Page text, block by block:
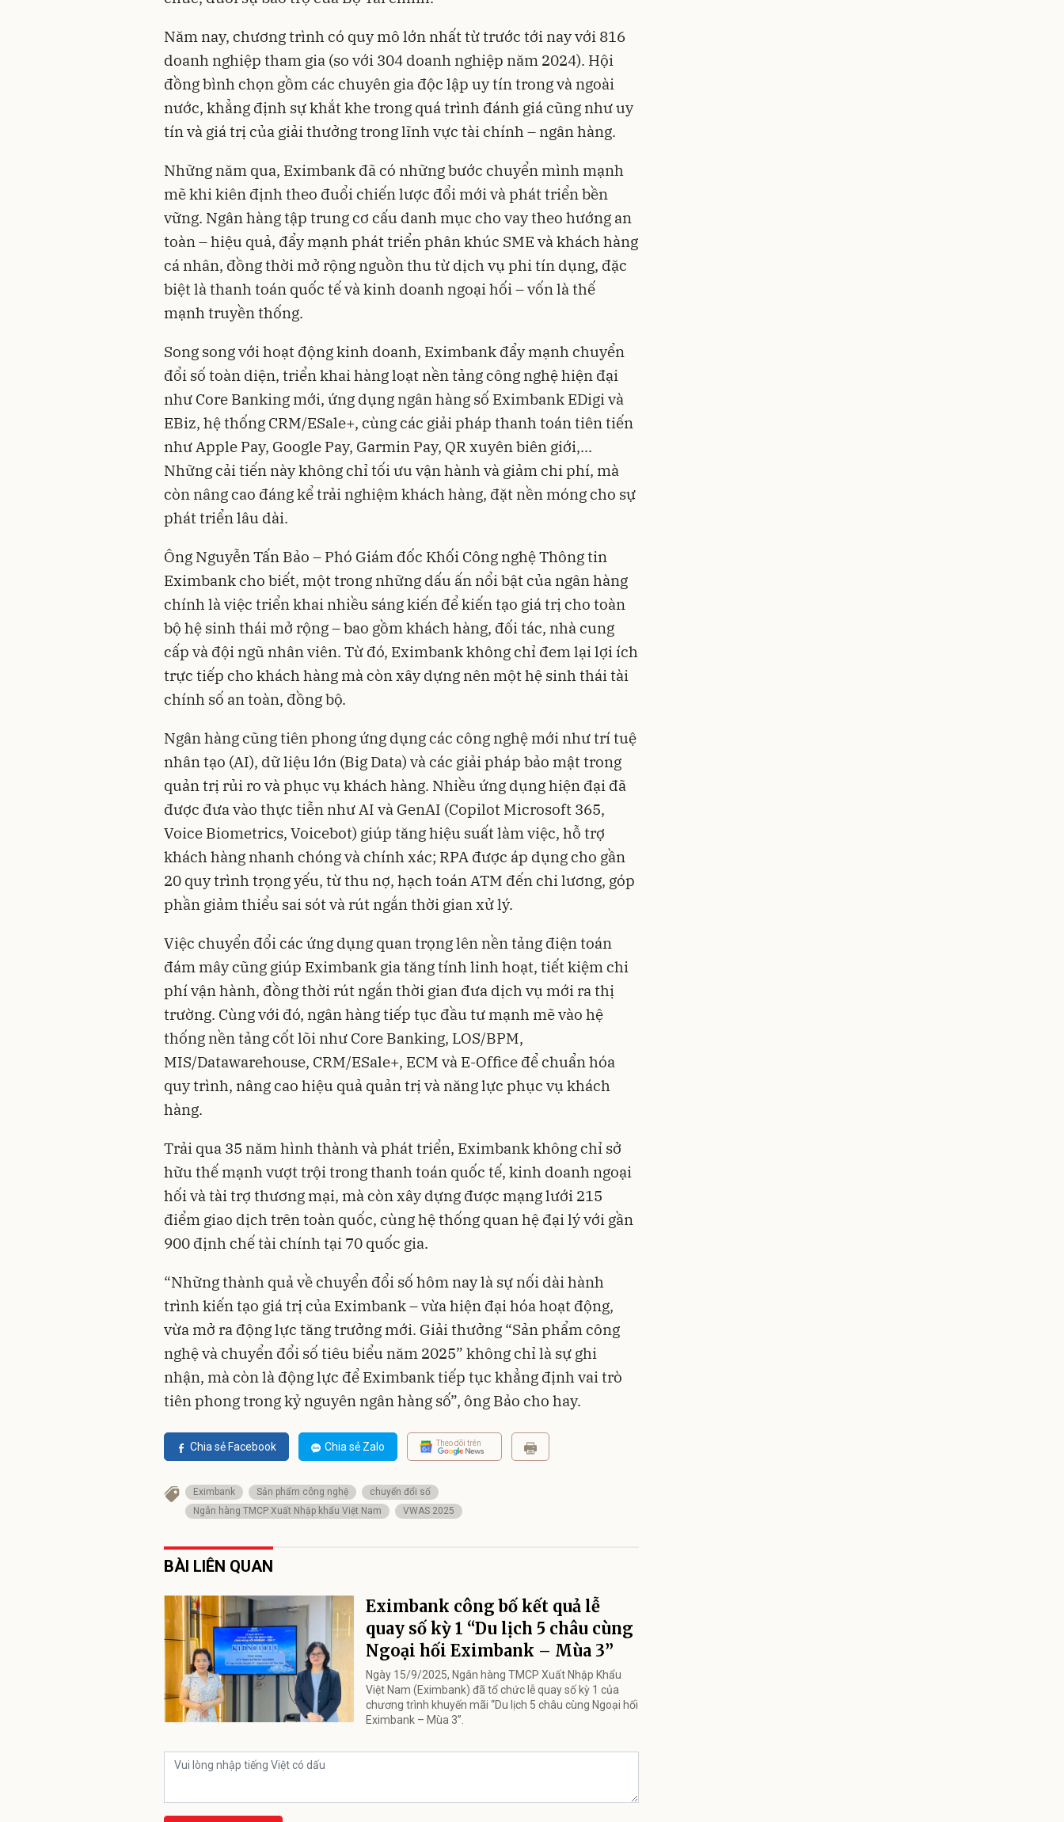
Năm nay, chương trình có quy mô lớn nhất từ trước tới nay với 816
doanh nghiệp tham gia (so với 304 doanh nghiệp năm 2024). Hội
đồng bình chọn gồm các chuyên gia độc lập uy tín trong và ngoài
nước, khẳng định sự khắt khe trong quá trình đánh giá cũng như uy
tín và giá trị của giải thưởng trong lĩnh vực tài chính – ngân hàng.
Những năm qua, Eximbank đã có những bước chuyển mình mạnh
mẽ khi kiên định theo đuổi chiến lược đổi mới và phát triển bền
vững. Ngân hàng tập trung cơ cấu danh mục cho vay theo hướng an
toàn – hiệu quả, đẩy mạnh phát triển phân khúc SME và khách hàng
cá nhân, đồng thời mở rộng nguồn thu từ dịch vụ phi tín dụng, đặc
biệt là thanh toán quốc tế và kinh doanh ngoại hối – vốn là thế
mạnh truyền thống.
Song song với hoạt động kinh doanh, Eximbank đẩy mạnh chuyển
đổi số toàn diện, triển khai hàng loạt nền tảng công nghệ hiện đại
như Core Banking mới, ứng dụng ngân hàng số Eximbank EDigi và
EBiz, hệ thống CRM/ESale+, cùng các giải pháp thanh toán tiên tiến
như Apple Pay, Google Pay, Garmin Pay, QR xuyên biên giới,...
Những cải tiến này không chỉ tối ưu vận hành và giảm chi phí, mà
còn nâng cao đáng kể trải nghiệm khách hàng, đặt nền móng cho sự
phát triển lâu dài.
Ông Nguyễn Tấn Bảo – Phó Giám đốc Khối Công nghệ Thông tin
Eximbank cho biết, một trong những dấu ấn nổi bật của ngân hàng
chính là việc triển khai nhiều sáng kiến để kiến tạo giá trị cho toàn
bộ hệ sinh thái mở rộng – bao gồm khách hàng, đối tác, nhà cung
cấp và đội ngũ nhân viên. Từ đó, Eximbank không chỉ đem lại lợi ích
trực tiếp cho khách hàng mà còn xây dựng nên một hệ sinh thái tài
chính số an toàn, đồng bộ.
Ngân hàng cũng tiên phong ứng dụng các công nghệ mới như trí tuệ
nhân tạo (AI), dữ liệu lớn (Big Data) và các giải pháp bảo mật trong
quản trị rủi ro và phục vụ khách hàng. Nhiều ứng dụng hiện đại đã
được đưa vào thực tiễn như AI và GenAI (Copilot Microsoft 365,
Voice Biometrics, Voicebot) giúp tăng hiệu suất làm việc, hỗ trợ
khách hàng nhanh chóng và chính xác; RPA được áp dụng cho gần
20 quy trình trọng yếu, từ thu nợ, hạch toán ATM đến chi lương, góp
phần giảm thiểu sai sót và rút ngắn thời gian xử lý.
Việc chuyển đổi các ứng dụng quan trọng lên nền tảng điện toán
đám mây cũng giúp Eximbank gia tăng tính linh hoạt, tiết kiệm chi
phí vận hành, đồng thời rút ngắn thời gian đưa dịch vụ mới ra thị
trường. Cùng với đó, ngân hàng tiếp tục đầu tư mạnh mẽ vào hệ
thống nền tảng cốt lõi như Core Banking, LOS/BPM,
MIS/Datawarehouse, CRM/ESale+, ECM và E-Office để chuẩn hóa
quy trình, nâng cao hiệu quả quản trị và năng lực phục vụ khách
hàng.
Trải qua 35 năm hình thành và phát triển, Eximbank không chỉ sở
hữu thế mạnh vượt trội trong thanh toán quốc tế, kinh doanh ngoại
hối và tài trợ thương mại, mà còn xây dựng được mạng lưới 215
điểm giao dịch trên toàn quốc, cùng hệ thống quan hệ đại lý với gần
900 định chế tài chính tại 70 quốc gia.
“Những thành quả về chuyển đổi số hôm nay là sự nối dài hành
trình kiến tạo giá trị của Eximbank – vừa hiện đại hóa hoạt động,
vừa mở ra động lực tăng trưởng mới. Giải thưởng “Sản phẩm công
nghệ và chuyển đổi số tiêu biểu năm 2025” không chỉ là sự ghi
nhận, mà còn là động lực để Eximbank tiếp tục khẳng định vai trò
tiên phong trong kỷ nguyên ngân hàng số”, ông Bảo cho hay.
Chia sẻ Facebook Chia sẻ Zalo Theo dõi trên
Eximbank Sản phẩm công nghệ
chuyển đổi số
Ngân hàng TMCP Xuất Nhập khẩu Việt Nam
VWAS 2025
BÀI LIÊN QUAN
Eximbank công bố kết quả lễ
quay số kỳ 1 “Du lịch 5 châu cùng
Ngoại hối Eximbank – Mùa 3”
Ngày 15/9/2025, Ngân hàng TMCP Xuất Nhập Khẩu
Việt Nam (Eximbank) đã tổ chức lễ quay số kỳ 1 của
chương trình khuyến mãi “Du lịch 5 châu cùng Ngoại hối
Eximbank – Mùa 3”.